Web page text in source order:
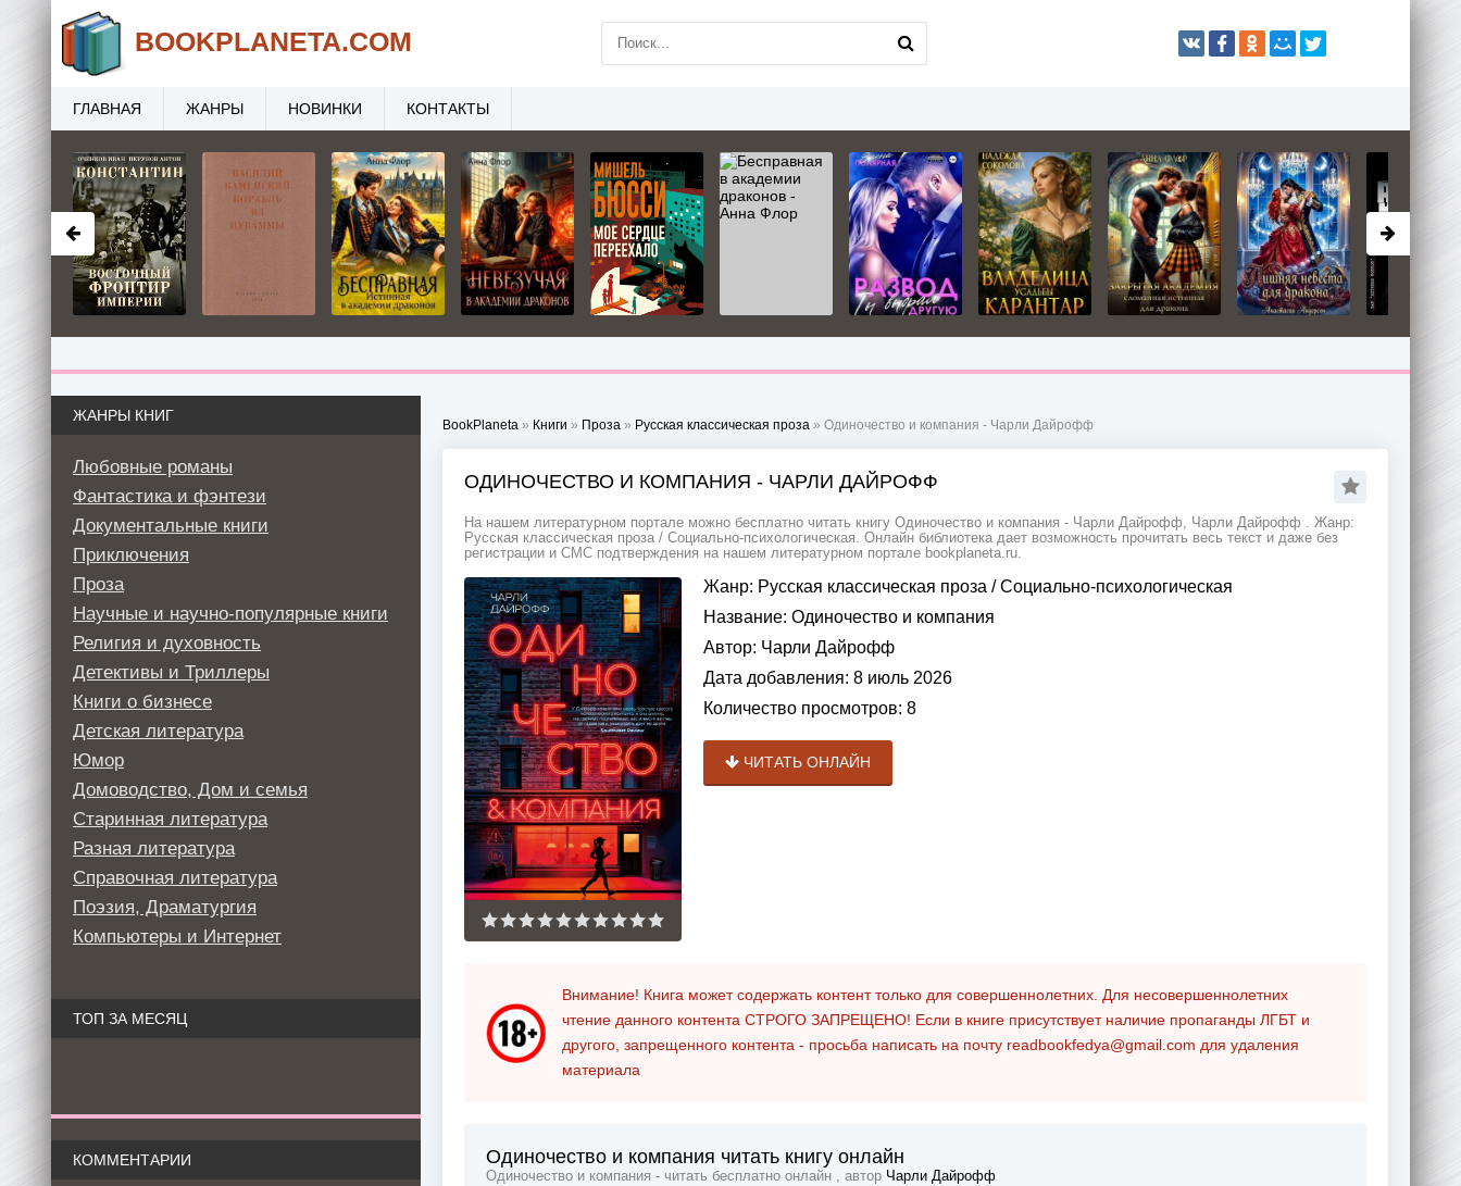
BookPlaneta » Книги » Проза » Русская классическая проза » Одиночество и компания - Чарли Дайрофф
ОДИНОЧЕСТВО И КОМПАНИЯ - ЧАРЛИ ДАЙРОФФ
На нашем литературном портале можно бесплатно читать книгу Одиночество и компания - Чарли Дайрофф, Чарли Дайрофф . Жанр:
Русская классическая проза / Социально-психологическая. Онлайн библиотека дает возможность прочитать весь текст и даже без
регистрации и СМС подтверждения на нашем литературном портале bookplaneta.ru.
Жанр: Русская классическая проза /Социально-психологическая
Название: Одиночество и компания
Автор: Чарли Дайрофф
Дата добавления: 8 июль 2026
Количество просмотров: 8
ЧИТАТЬ ОНЛАЙН
Внимание! Книга может содержать контент только для совершеннолетних. Для несовершеннолетних
чтение данного контента СТРОГО ЗАПРЕЩЕНО! Если в книге присутствует наличие пропаганды ЛГБТ и
другого, запрещенного контента - просьба написать на почту readbookfedya@gmail.com для удаления
материала
Одиночество и компания читать книгу онлайн
Одиночество и компания - читать бесплатно онлайн , автор Чарли Дайрофф
ЖАНРЫ КНИГ
Любовные романы
Фантастика и фэнтези
Документальные книги
Приключения
Проза
Научные и научно-популярные книги
Религия и духовность
Детективы и Триллеры
Книги о бизнесе
Детская литература
Юмор
Домоводство, Дом и семья
Старинная литература
Разная литература
Справочная литература
Поэзия, Драматургия
Компьютеры и Интернет
ТОП ЗА МЕСЯЦ
КОММЕНТАРИИ
BOOKPLANETA.COM
ГЛАВНАЯ ЖАНРЫ НОВИНКИ КОНТАКТЫ